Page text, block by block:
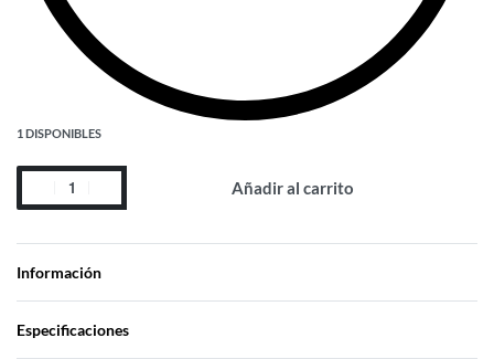
1 DISPONIBLES
Añadir al carrito
Información
Especificaciones